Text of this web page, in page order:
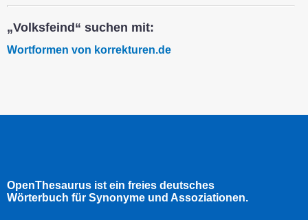
„Volksfeind“ suchen mit:
Wortformen von korrekturen.de
OpenThesaurus ist ein freies deutsches
Wörterbuch für Synonyme und Assoziationen.